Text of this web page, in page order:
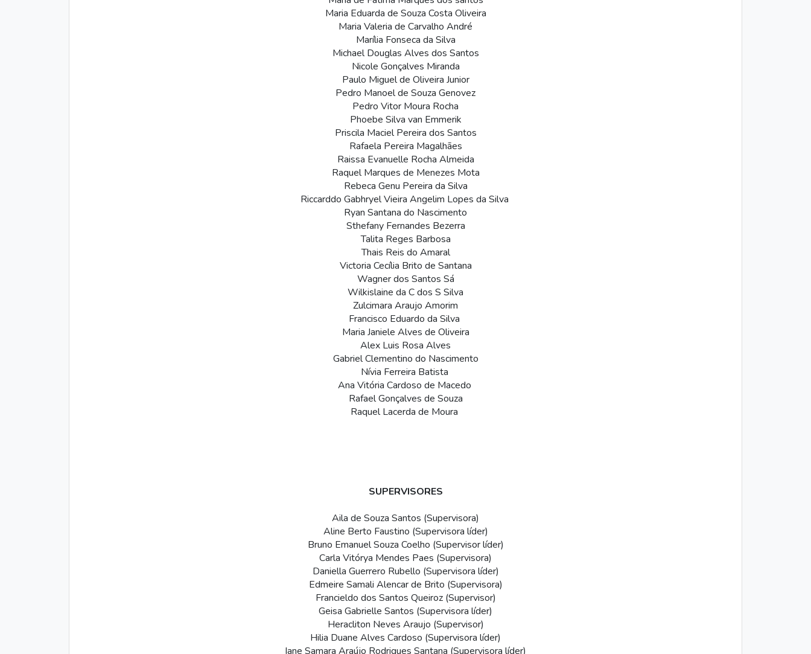
Maria Eduarda de Souza Costa Oliveira
Maria Valeria de Carvalho André
Marília Fonseca da Silva
Michael Douglas Alves dos Santos
Nicole Gonçalves Miranda
Paulo Miguel de Oliveira Junior
Pedro Manoel de Souza Genovez
Pedro Vitor Moura Rocha
Phoebe Silva van Emmerik
Priscila Maciel Pereira dos Santos
Rafaela Pereira Magalhães
Raissa Evanuelle Rocha Almeida
Raquel Marques de Menezes Mota
Rebeca Genu Pereira da Silva
Riccarddo Gabhryel Vieira Angelim Lopes da Silva
Ryan Santana do Nascimento
Sthefany Fernandes Bezerra
Talita Reges Barbosa
Thais Reis do Amaral
Victoria Cecília Brito de Santana
Wagner dos Santos Sá
Wilkislaine da C dos S Silva
Zulcimara Araujo Amorim
Francisco Eduardo da Silva
Maria Janiele Alves de Oliveira
Alex Luis Rosa Alves
Gabriel Clementino do Nascimento
Nívia Ferreira Batista
Ana Vitória Cardoso de Macedo
Rafael Gonçalves de Souza
Raquel Lacerda de Moura
SUPERVISORES
Aila de Souza Santos (Supervisora)
Aline Berto Faustino (Supervisora líder)
Bruno Emanuel Souza Coelho (Supervisor líder)
Carla Vitórya Mendes Paes (Supervisora)
Daniella Guerrero Rubello (Supervisora líder)
Edmeire Samali Alencar de Brito (Supervisora)
Francieldo dos Santos Queiroz (Supervisor)
Geisa Gabrielle Santos (Supervisora líder)
Heracliton Neves Araujo (Supervisor)
Hilia Duane Alves Cardoso (Supervisora líder)
Iane Samara Araújo Rodrigues Santana (Supervisora líder)